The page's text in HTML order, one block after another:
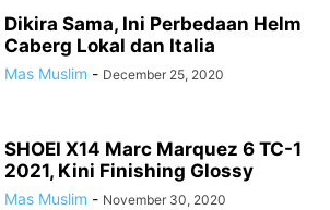
Dikira Sama, Ini Perbedaan Helm
Caberg Lokal dan Italia
Mas Muslim - December 25, 2020
SHOEI X14 Marc Marquez 6 TC-1
2021, Kini Finishing Glossy
Mas Muslim - November 30, 2020